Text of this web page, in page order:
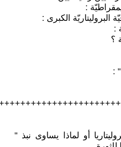
:
البروليتاريّة الكبرى :
:
؟
:
أو لماذا يساوى نبذ "